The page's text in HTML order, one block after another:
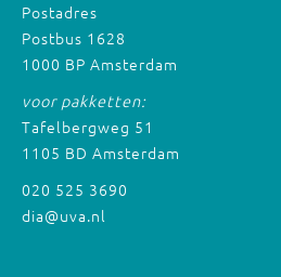
Postadres
Postbus 1628
1000 BP Amsterdam
voor pakketten:
Tafelbergweg 51
1105 BD Amsterdam
020 525 3690
dia@uva.nl